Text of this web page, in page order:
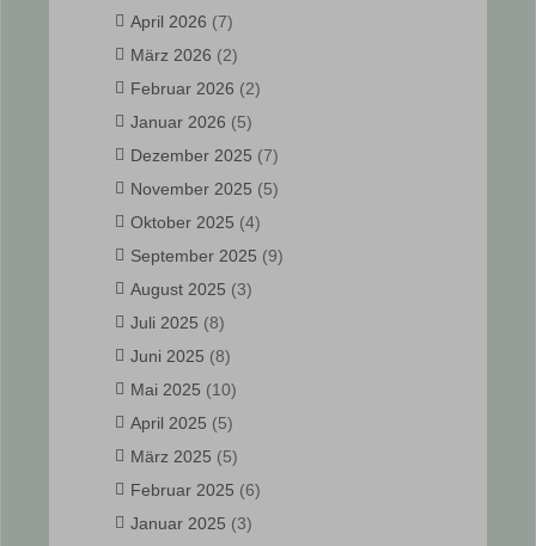
April 2026 (7)
März 2026 (2)
Februar 2026 (2)
Januar 2026 (5)
Dezember 2025 (7)
November 2025 (5)
Oktober 2025 (4)
September 2025 (9)
August 2025 (3)
Juli 2025 (8)
Juni 2025 (8)
Mai 2025 (10)
April 2025 (5)
März 2025 (5)
Februar 2025 (6)
Januar 2025 (3)